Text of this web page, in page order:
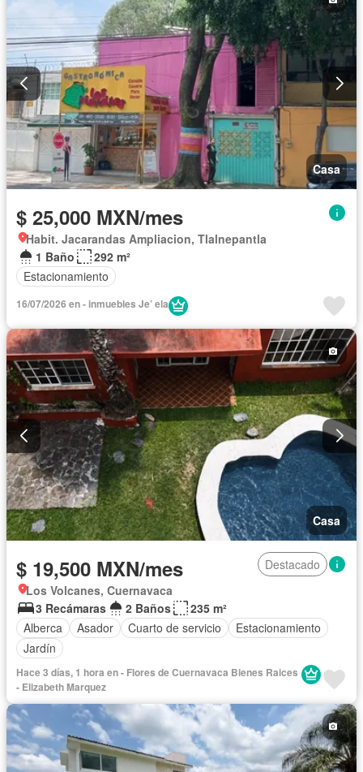
Casa
$ 25,000 MXN/mes
Habit. Jacarandas Ampliacion, Tlalnepantla
1 Baño
292 m²
Estacionamiento
16/07/2026 en - inmuebles Je’ ela
Casa
$ 19,500 MXN/mes
Destacado
Los Volcanes, Cuernavaca
3 Recámaras
2 Baños
235 m²
Alberca
Asador Cuarto de servicio
Estacionamiento
Jardín
Hace 3 días, 1 hora en - Flores de Cuernavaca Bienes Raices
- Elizabeth Marquez